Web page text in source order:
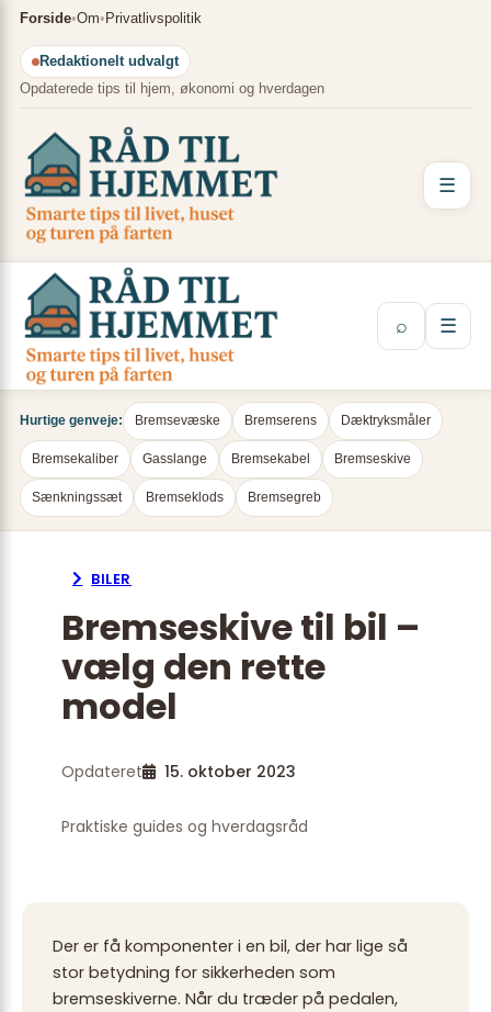
Spring
indhold
Forside•Om• Privatlivspolitik
Redaktionelt udvalgt
Opdaterede tips til hjem, økonomi og hverdagen
☰
⌕ ☰
Hurtige genveje: Bremsevæske Bremserens Dæktryksmåler
Bremsekaliber Gasslange Bremsekabel Bremseskive
Sænkningssæt Bremseklods Bremsegreb
BILER
Bremseskive til bil –
vælg den rette
model
Opdateret 15. oktober 2023
Praktiske guides og hverdagsråd
Der er få komponenter i en bil, der har lige så
stor betydning for sikkerheden som
bremseskiverne. Når du træder på pedalen,